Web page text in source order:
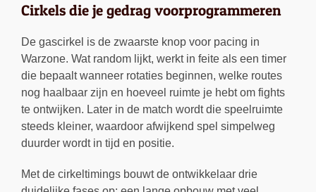
Cirkels die je gedrag voorprogrammeren
De gascirkel is de zwaarste knop voor pacing in
Warzone. Wat random lijkt, werkt in feite als een timer
die bepaalt wanneer rotaties beginnen, welke routes
nog haalbaar zijn en hoeveel ruimte je hebt om fights
te ontwijken. Later in de match wordt die speelruimte
steeds kleiner, waardoor afwijkend spel simpelweg
duurder wordt in tijd en positie.
Met de cirkeltimings bouwt de ontwikkelaar drie